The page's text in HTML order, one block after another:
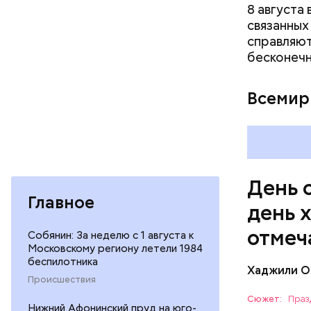
Главное
Собянин: За неделю с 1 августа к
Московскому региону летели 1984
беспилотника
Происшествия
Нижний Афонинский пруд на юго-
8
День
день
Хаджили
Сюжет:
День
—